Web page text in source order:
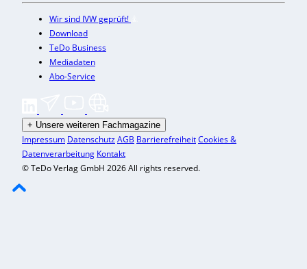
Wir sind IVW geprüft!
Download
TeDo Business
Mediadaten
Abo-Service
+ Unsere weiteren Fachmagazine
Impressum DatenschutzAGB BarrierefreiheitCookies &
Datenverarbeitung Kontakt
© TeDo Verlag GmbH 2026 All rights reserved.